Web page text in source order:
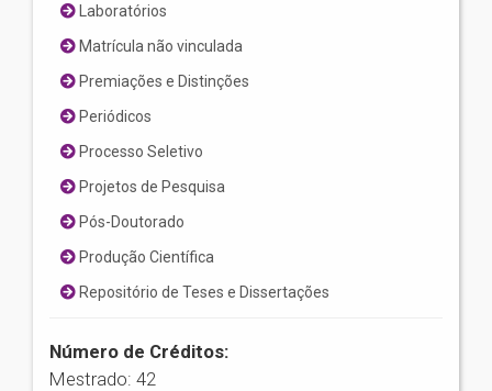
Laboratórios
Matrícula não vinculada
Premiações e Distinções
Periódicos
Processo Seletivo
Projetos de Pesquisa
Pós-Doutorado
Produção Científica
Repositório de Teses e Dissertações
Número de Créditos:
Mestrado: 42